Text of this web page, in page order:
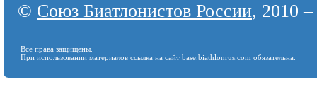
© Союз Биатлонистов России, 2010
Все права защищены.
При использовании материалов ссылка на сайт base.biathlonrus.com обязательна.